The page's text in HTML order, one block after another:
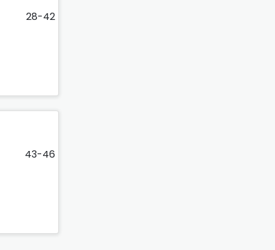
28-42
43-46